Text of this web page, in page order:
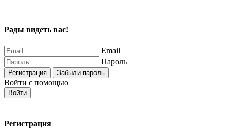
Рады видеть вас!
Email
Пароль
Регистрация Забыли пароль
Войти с помощью
Войти
Регистрация